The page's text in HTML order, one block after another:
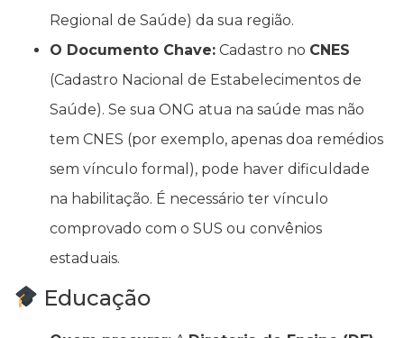
Regional de Saúde) da sua região.
O Documento Chave: Cadastro no CNES
(Cadastro Nacional de Estabelecimentos de
Saúde). Se sua ONG atua na saúde mas não
tem CNES (por exemplo, apenas doa remédios
sem vínculo formal), pode haver dificuldade
na habilitação. É necessário ter vínculo
comprovado com o SUS ou convênios
estaduais.
Educação